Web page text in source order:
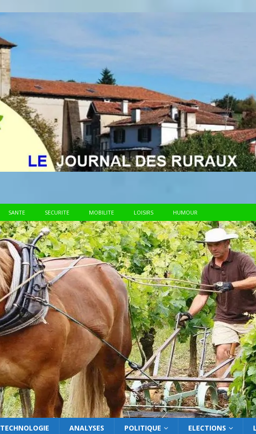
SANTE SECURITE MOBILITE LOISIRS HUMOUR
TECHNOLOGIE ANALYSES POLITIQUE ELECTIONS